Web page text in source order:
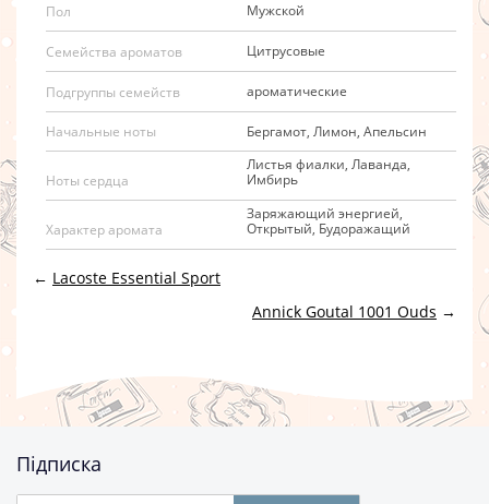
Пол Мужской
Семейства ароматов Цитрусовые
Подгруппы семейств ароматические
Начальные ноты Бергамот, Лимон, Апельсин
Ноты сердца
Листья фиалки, Лаванда,
Имбирь
Характер аромата
Заряжающий энергией,
Открытый, Будоражащий
← Lacoste Essential Sport
Annick Goutal 1001 Ouds →
Підписка